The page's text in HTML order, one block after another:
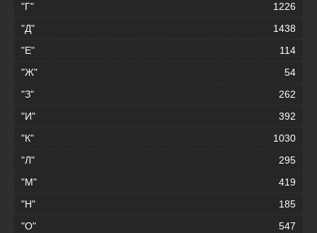
"Г"
1226
"Д"
1438
"Е"
114
"Ж"
54
"З"
262
"И"
392
"К"
1030
"Л"
295
"М"
419
"Н"
185
"О"
547